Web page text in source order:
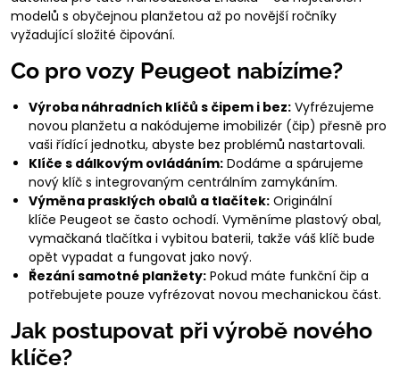
modelů s obyčejnou planžetou až po novější ročníky
vyžadující složité čipování.
Co pro vozy Peugeot nabízíme?
Výroba náhradních klíčů s čipem i bez: Vyfrézujeme
novou planžetu a nakódujeme imobilizér (čip) přesně pro
vaši řídící jednotku, abyste bez problémů nastartovali.
Klíče s dálkovým ovládáním: Dodáme a spárujeme
nový klíč s integrovaným centrálním zamykáním.
Výměna prasklých obalů a tlačítek: Originální
klíče Peugeot se často ochodí. Vyměníme plastový obal,
vymačkaná tlačítka i vybitou baterii, takže váš klíč bude
opět vypadat a fungovat jako nový.
Řezání samotné planžety: Pokud máte funkční čip a
potřebujete pouze vyfrézovat novou mechanickou část.
Jak postupovat při výrobě nového
klíče?